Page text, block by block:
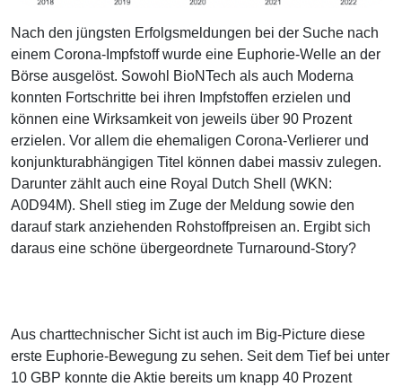
Nach den jüngsten Erfolgsmeldungen bei der Suche nach
einem Corona-Impfstoff wurde eine Euphorie-Welle an der
Börse ausgelöst. Sowohl BioNTech als auch Moderna
konnten Fortschritte bei ihren Impfstoffen erzielen und
können eine Wirksamkeit von jeweils über 90 Prozent
erzielen. Vor allem die ehemaligen Corona-Verlierer und
konjunkturabhängigen Titel können dabei massiv zulegen.
Darunter zählt auch eine Royal Dutch Shell (WKN:
A0D94M). Shell stieg im Zuge der Meldung sowie den
darauf stark anziehenden Rohstoffpreisen an. Ergibt sich
daraus eine schöne übergeordnete Turnaround-Story?
Aus charttechnischer Sicht ist auch im Big-Picture diese
erste Euphorie-Bewegung zu sehen. Seit dem Tief bei unter
10 GBP konnte die Aktie bereits um knapp 40 Prozent